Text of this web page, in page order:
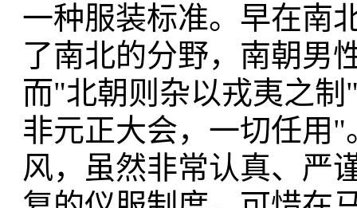
一种服装标准。早在南
了南北的分野，南朝男
而"北朝则杂以戎夷之
非元正大会，一切任用
风，虽然非常认真、严